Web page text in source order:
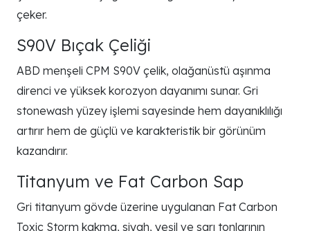
çeker.
S90V Bıçak Çeliği
ABD menşeli CPM S90V çelik, olağanüstü aşınma
direnci ve yüksek korozyon dayanımı sunar. Gri
stonewash yüzey işlemi sayesinde hem dayanıklılığı
artırır hem de güçlü ve karakteristik bir görünüm
kazandırır.
Titanyum ve Fat Carbon Sap
Gri titanyum gövde üzerine uygulanan Fat Carbon
Toxic Storm kakma, siyah, yeşil ve sarı tonlarının